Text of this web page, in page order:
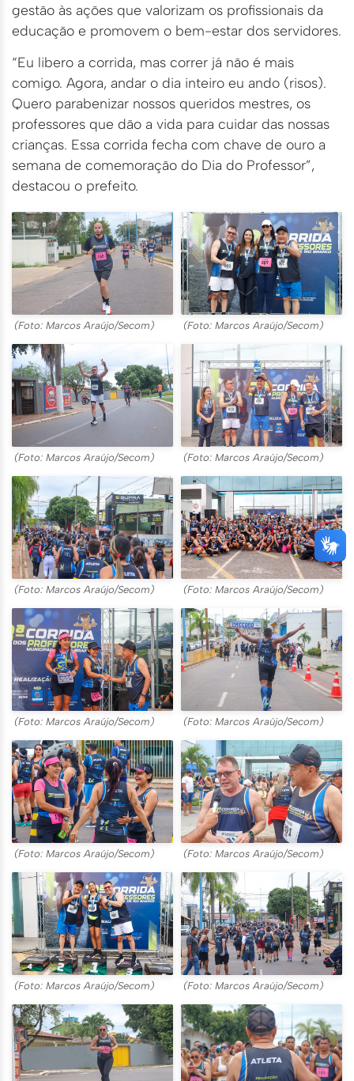
gestão às ações que valorizam os profissionais da
educação e promovem o bem-estar dos servidores.
“Eu libero a corrida, mas correr já não é mais
comigo. Agora, andar o dia inteiro eu ando (risos).
Quero parabenizar nossos queridos mestres, os
professores que dão a vida para cuidar das nossas
crianças. Essa corrida fecha com chave de ouro a
semana de comemoração do Dia do Professor”,
destacou o prefeito.
(Foto: Marcos Araújo/Secom) (Foto: Marcos Araújo/Secom)
(Foto: Marcos Araújo/Secom) (Foto: Marcos Araújo/Secom)
(Foto: Marcos Araújo/Secom) (Foto: Marcos Araújo/Secom)
(Foto: Marcos Araújo/Secom) (Foto: Marcos Araújo/Secom)
(Foto: Marcos Araújo/Secom) (Foto: Marcos Araújo/Secom)
(Foto: Marcos Araújo/Secom) (Foto: Marcos Araújo/Secom)